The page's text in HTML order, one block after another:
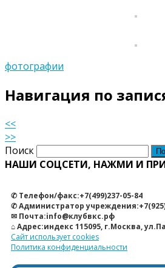
фотографии
Навигация по
<<
>>
Поиск
НАШИ СОЦСЕТИ, НАЖМИ И
✆ Телефон/факс:+7(499)237-05-84
✆ Администратор
✉ Почта:info@клубвкс.рф
⌂ Адрес:индекс 115095, г.Москва,
Сайт использует cookies
Политика конфиденциальности